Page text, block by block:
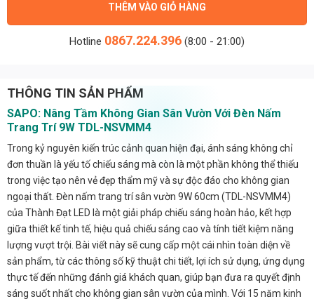
THÊM VÀO GIỎ HÀNG
Hotline 0867.224.396 (8:00 - 21:00)
THÔNG TIN SẢN PHẨM
SAPO: Nâng Tầm Không Gian Sân Vườn Với Đèn Nấm
Trang Trí 9W TDL-NSVMM4
Trong kỷ nguyên kiến trúc cảnh quan hiện đại, ánh sáng không chỉ
đơn thuần là yếu tố chiếu sáng mà còn là một phần không thể thiếu
trong việc tạo nên vẻ đẹp thẩm mỹ và sự độc đáo cho không gian
ngoại thất. Đèn nấm trang trí sân vườn 9W 60cm (TDL-NSVMM4)
của Thành Đạt LED là một giải pháp chiếu sáng hoàn hảo, kết hợp
giữa thiết kế tinh tế, hiệu quả chiếu sáng cao và tính tiết kiệm năng
lượng vượt trội. Bài viết này sẽ cung cấp một cái nhìn toàn diện về
sản phẩm, từ các thông số kỹ thuật chi tiết, lợi ích sử dụng, ứng dụng
thực tế đến những đánh giá khách quan, giúp bạn đưa ra quyết định
sáng suốt nhất cho không gian sân vườn của mình. Với 15 năm kinh